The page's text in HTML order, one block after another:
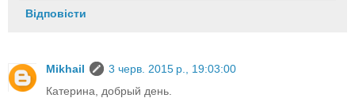
Відповісти
Mikhail
3 черв. 2015 р., 19:03:00
Катерина, добрый день.